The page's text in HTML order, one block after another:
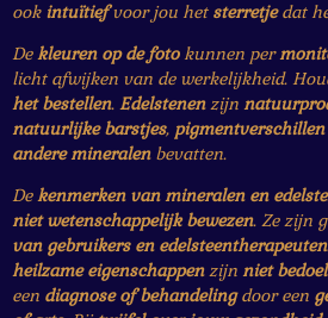
ook intuïtiefvoor jou het sterretjedat
Dekleuren op de fotokunnen per
licht afwijken van de werkelijkheid.
het bestellen. Edelstenenzijn
natuurlijke barstjes, pigmentverschillen
andere mineralenbevatten.
Dekenmerken van mineralen en
niet wetenschappelijk bewezen. Ze zijn
van gebruikers en edelsteentherapeuten
heilzame eigenschappenzijn niet
een diagnose of behandelingdoor een